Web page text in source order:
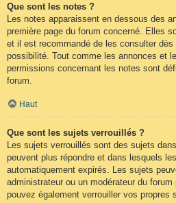
Que sont les notes ?
Les notes apparaissent en dessous des
première page du forum concerné. Elles
et il est recommandé de les consulter
possibilité. Tout comme les annonces et
permissions concernant les notes sont
forum.
Haut
Que sont les sujets verrouillés ?
Les sujets verrouillés sont des sujets
peuvent plus répondre et dans lesquels
automatiquement expirés. Les sujets
administrateur ou un modérateur du
pouvez également verrouiller vos propres